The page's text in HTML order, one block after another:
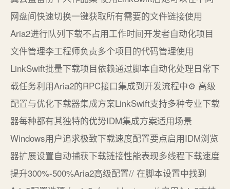
网盘间快速切换一键获取所有需要的文件链接使用
Aria2进行队列下载不占用工作时间开发者自动化项目
文件管理李工程师负责多个项目的代码管理使用
LinkSwift批量下载项目依赖通过脚本自动化处理日常下
载任务利用Aria2的RPC接口集成到开发流程中⚙️ 高级
配置与优化下载器集成方案LinkSwift支持多种专业下载
器每种都有其独特的优势IDM集成方案适用场景
Windows用户追求极致下载速度配置要点启用IDM浏览
器扩展设置自动捕获下载链接性能表现多线程下载速度
提升300%-500%Aria2高级配置// 在脚本设置中找到